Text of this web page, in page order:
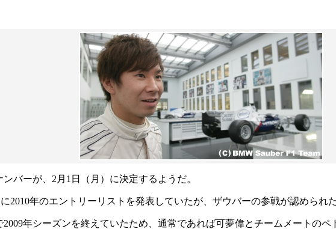
バーが、2月1日（月）に決定するようだ。
2010年のエントリーリストを発表していたが、ザウバーの参戦が認められ
年シーズンを終えていたため、通常であれば可夢偉とチームメートの